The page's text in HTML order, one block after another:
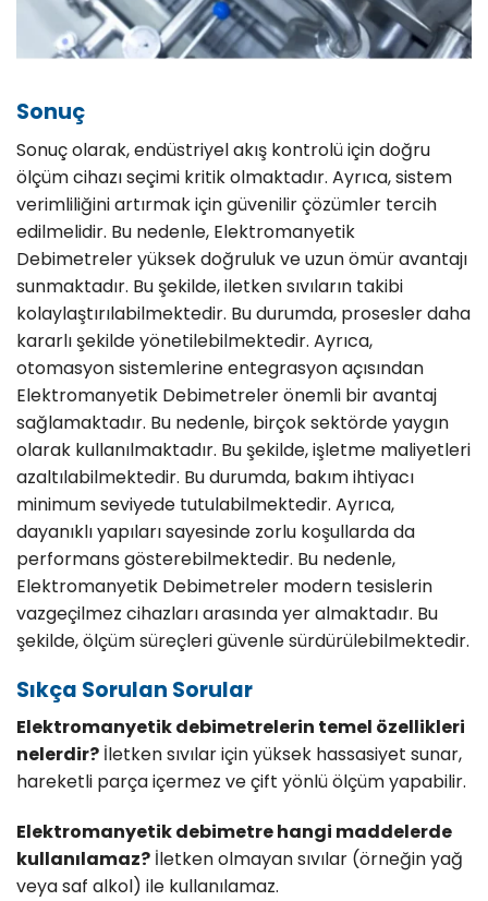
Sonuç
Sonuç olarak, endüstriyel akış kontrolü için doğru
ölçüm cihazı seçimi kritik olmaktadır. Ayrıca, sistem
verimliliğini artırmak için güvenilir çözümler tercih
edilmelidir. Bu nedenle, Elektromanyetik
Debimetreler yüksek doğruluk ve uzun ömür avantajı
sunmaktadır. Bu şekilde, iletken sıvıların takibi
kolaylaştırılabilmektedir. Bu durumda, prosesler daha
kararlı şekilde yönetilebilmektedir. Ayrıca,
otomasyon sistemlerine entegrasyon açısından
Elektromanyetik Debimetreler önemli bir avantaj
sağlamaktadır. Bu nedenle, birçok sektörde yaygın
olarak kullanılmaktadır. Bu şekilde, işletme maliyetleri
azaltılabilmektedir. Bu durumda, bakım ihtiyacı
minimum seviyede tutulabilmektedir. Ayrıca,
dayanıklı yapıları sayesinde zorlu koşullarda da
performans gösterebilmektedir. Bu nedenle,
Elektromanyetik Debimetreler modern tesislerin
vazgeçilmez cihazları arasında yer almaktadır. Bu
şekilde, ölçüm süreçleri güvenle sürdürülebilmektedir.
Sıkça Sorulan Sorular
Elektromanyetik debimetrelerin temel özellikleri
nelerdir? İletken sıvılar için yüksek hassasiyet sunar,
hareketli parça içermez ve çift yönlü ölçüm yapabilir.
Elektromanyetik debimetre hangi maddelerde
kullanılamaz? İletken olmayan sıvılar (örneğin yağ
veya saf alkol) ile kullanılamaz.